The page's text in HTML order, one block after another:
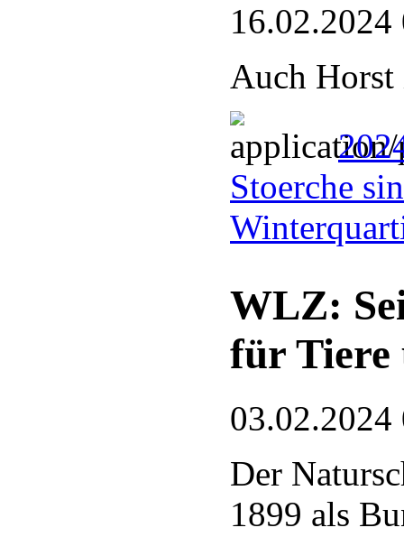
16.02.2024
Auch Horst
Stoerche
WLZ:
für Tiere
03.02.2024
Der
1899 als